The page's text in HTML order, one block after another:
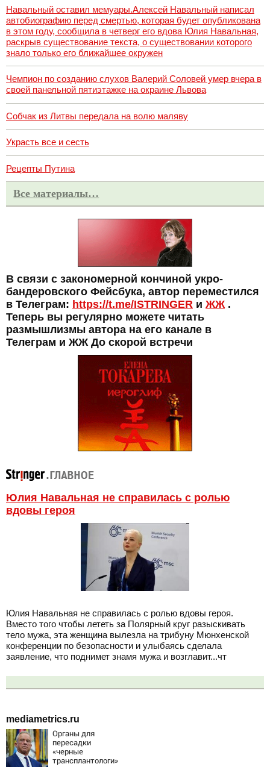
Навальный оставил мемуары.Алексей Навальный написал
автобиографию перед смертью, которая будет опубликована
в этом году, сообщила в четверг его вдова Юлия Навальная,
раскрыв существование текста, о существовании которого
знало только его ближайшее окружен
Чемпион по созданию слухов Валерий Соловей умер вчера в
своей панельной пятиэтажке на окраине Львова
Собчак из Литвы передала на волю маляву
Украсть все и сесть
Рецепты Путина
Все материалы…
В связи с закономерной кончиной укро-
бандеровского Фейсбука, автор переместился
в Телеграм: https://t.me/ISTRINGER и ЖЖ.
Теперь вы регулярно можете читать
размышлизмы автора на его канале в
Телеграм и ЖЖ До скорой встречи
Юлия Навальная не справилась с ролью
вдовы героя
Юлия Навальная не справилась с ролью вдовы героя.
Вместо того чтобы лететь за Полярный круг разыскивать
тело мужа, эта женщина вылезла на трибуну Мюнхенской
конференции по безопасности и улыбаясь сделала
заявление, что поднимет знамя мужа и возглавит...чт
mediametrics.ru
Органы для
пересадки
«черные
трансплантологи»